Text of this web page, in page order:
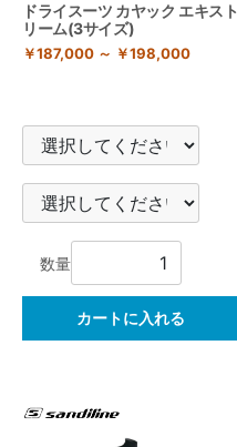
ドライスーツ カヤック エキスト
リーム(3サイズ)
￥187,000 ～ ￥198,000
数量
カートに入れる